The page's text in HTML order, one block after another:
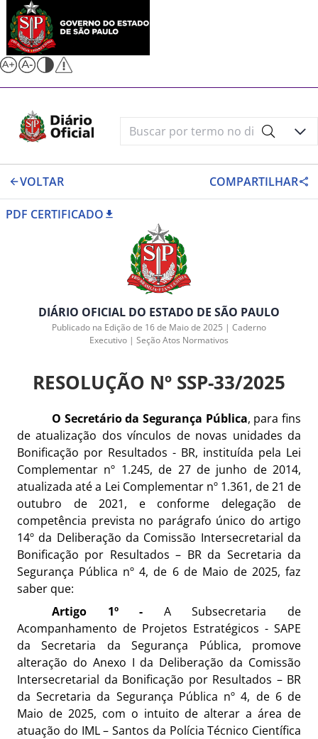
VOLTAR COMPARTILHAR
PDF CERTIFICADO
DIÁRIO OFICIAL DO ESTADO DE SÃO PAULO
Publicado na Edição de 16 de Maio de 2025 | Caderno
Executivo | Seção Atos Normativos
RESOLUÇÃO Nº SSP-33/2025
O Secretário da Segurança Pública, para fins
de atualização dos vínculos de novas unidades da
Bonificação por Resultados - BR, instituída pela Lei
Complementar nº 1.245, de 27 de junho de 2014,
atualizada até a Lei Complementar nº 1.361, de 21 de
outubro de 2021, e conforme delegação de
competência prevista no parágrafo único do artigo
14º da Deliberação da Comissão Intersecretarial da
Bonificação por Resultados – BR da Secretaria da
Segurança Pública nº 4, de 6 de Maio de 2025, faz
saber que:
Artigo 1º - A Subsecretaria de
Acompanhamento de Projetos Estratégicos - SAPE
da Secretaria da Segurança Pública, promove
alteração do Anexo I da Deliberação da Comissão
Intersecretarial da Bonificação por Resultados – BR
da Secretaria da Segurança Pública nº 4, de 6 de
Maio de 2025, com o intuito de alterar a área de
atuação do IML – Santos da Polícia Técnico Científica